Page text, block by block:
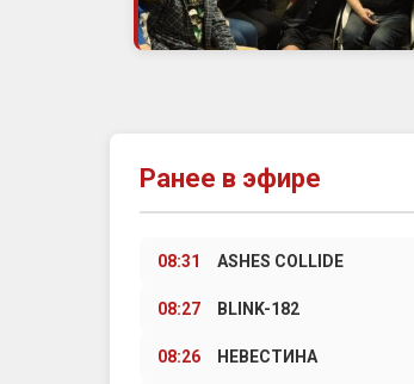
Ранее в эфире
08:31 ASHES COLLIDE
08:27 BLINK-182
08:26 НЕВЕСТИНА